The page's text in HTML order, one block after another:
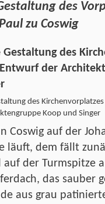
des
zu Coswig
des
Koop und Singer
Coswig auf der
läuft, dem fällt
auf der Turmspitze
das sauber
aus grau